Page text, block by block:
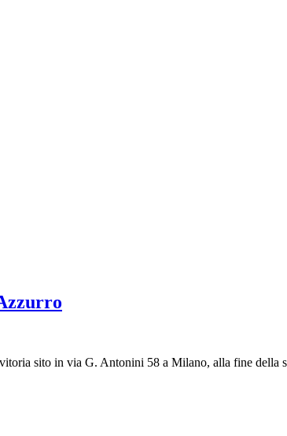
sito in via G. Antonini 58 a Milano, alla fine della